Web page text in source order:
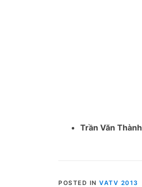
Trần Văn Thành
POSTED IN VATV 2013